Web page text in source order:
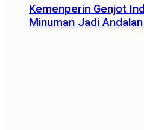
Kemenperin Genjot
Minuman Jadi